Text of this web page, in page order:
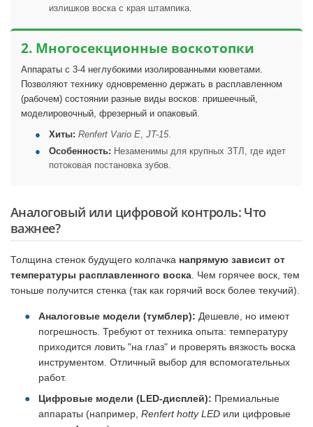
излишков воска с края штампика.
2. Многосекционные воскотопки
Аппараты с 3-4 неглубокими изолированными кюветами.
Позволяют технику одновременно держать в расплавленном
(рабочем) состоянии разные виды восков: пришеечный,
моделировочный, фрезерный и опаковый.
Хиты: Renfert Vario E JT-15.
Особенность: Незаменимы для крупных ЗТЛ, где идет
потоковая постановка зубов.
Аналоговый или цифровой контроль: Что
важнее?
Толщина стенок будущего колпачка напрямую зависит от
температуры расплавленного воска . Чем горячее воск, тем
тоньше получится стенка (так как горячий воск более текучий).
Аналоговые модели (тумблер): Дешевле, но имеют
погрешность. Требуют от техника опыта: температуру
приходится ловить "на глаз" и проверять вязкость воска
инструментом. Отличный выбор для вспомогательных
работ.
Цифровые модели (LED-дисплей): Премиальные
аппараты (например, Renfert hotty LED или цифровые